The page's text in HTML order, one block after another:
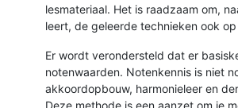
lesmateriaal. Het is raadzaam om,
leert, de geleerde technieken ook
Er wordt verondersteld dat er
notenwaarden. Notenkennis is niet
akkoordopbouw, harmonieleer en
Deze methode is een aanzet om je